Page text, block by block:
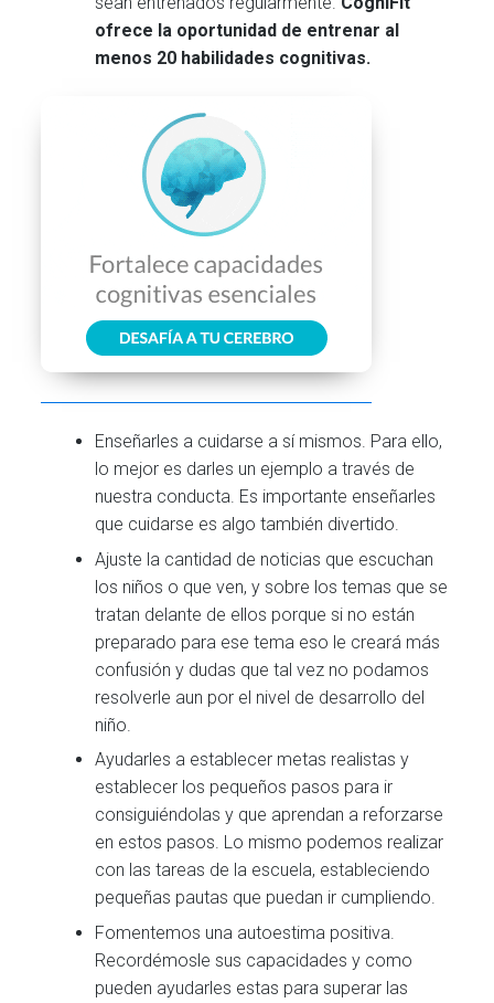
ofrece la oportunidad de entrenar al
menos 20 habilidades cognitivas.
Enseñarles a cuidarse a sí mismos. Para ello,
lo mejor es darles un ejemplo a través de
nuestra conducta. Es importante enseñarles
que cuidarse es algo también divertido.
Ajuste la cantidad de noticias que escuchan
los niños o que ven, y sobre los temas que se
tratan delante de ellos porque si no están
preparado para ese tema eso le creará más
confusión y dudas que tal vez no podamos
resolverle aun por el nivel de desarrollo del
niño.
Ayudarles a establecer metas realistas y
establecer los pequeños pasos para ir
consiguiéndolas y que aprendan a reforzarse
en estos pasos. Lo mismo podemos realizar
con las tareas de la escuela, estableciendo
pequeñas pautas que puedan ir cumpliendo.
Fomentemos una autoestima positiva.
Recordémosle sus capacidades y como
pueden ayudarles estas para superar las